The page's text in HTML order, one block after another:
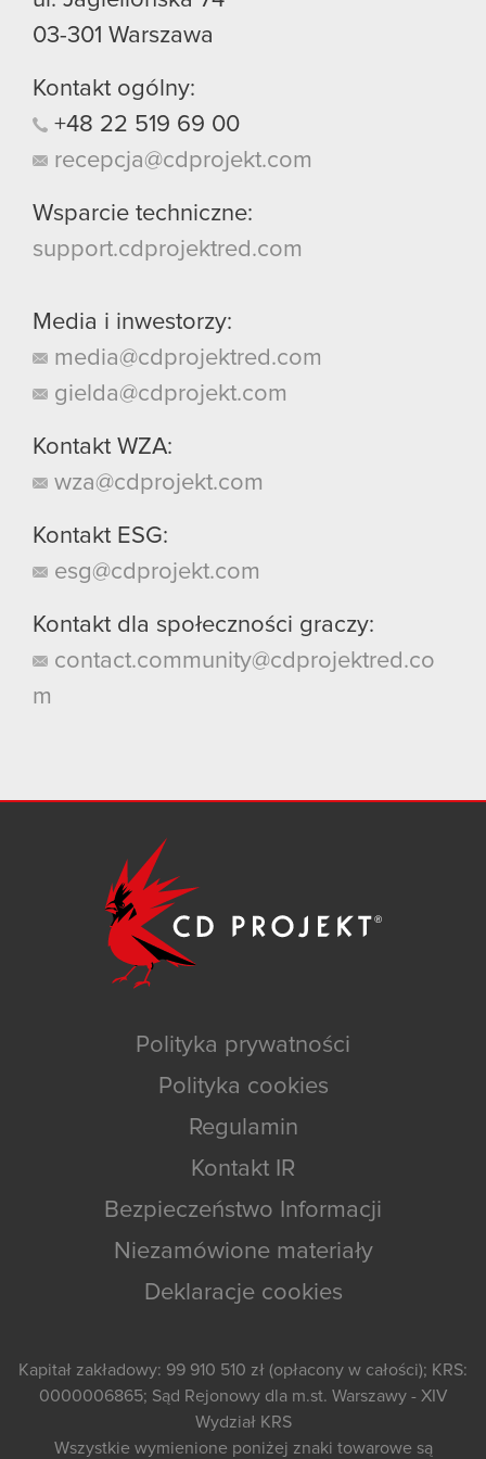
03-301 Warszawa
Kontakt ogólny:
+48 22 519 69 00
recepcja@cdprojekt.com
Wsparcie techniczne:
support.cdprojektred.com
Media i inwestorzy:
media@cdprojektred.com
gielda@cdprojekt.com
Kontakt WZA:
wza@cdprojekt.com
Kontakt ESG:
esg@cdprojekt.com
Kontakt dla społeczności graczy:
contact.community@cdprojektred.co
m
Polityka prywatności
Polityka cookies
Regulamin
Kontakt IR
Bezpieczeństwo Informacji
Niezamówione materiały
Deklaracje cookies
Kapitał zakładowy: 99 910 510 zł (opłacony w całości); KRS:
0000006865; Sąd Rejonowy dla m.st. Warszawy - XIV
Wydział KRS
Wszystkie wymienione poniżej znaki towarowe są